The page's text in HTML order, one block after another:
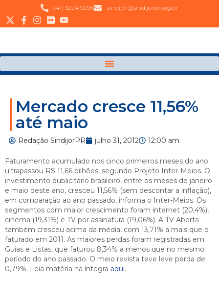
(41) 3224 9296 sindijor@sindijorpr.org.br
Mercado cresce 11,56%
até maio
Redação SindijorPR julho 31, 2012 12:00 am
Faturamento acumulado nos cinco primeiros meses do ano
ultrapassou R$ 11,66 bilhões, segundo Projeto Inter-Meios. O
investimento publicitário brasileiro, entre os meses de janeiro
e maio deste ano, cresceu 11,56% (sem descontar a inflação),
em comparação ao ano passado, informa o Inter-Meios. Os
segmentos com maior crescimento foram internet (20,4%),
cinema (19,31%) e TV por assinatura (19,06%). A TV Aberta
também cresceu acima da média, com 13,71% a mais que o
faturado em 2011. As maiores perdas foram registradas em
Guias e Listas, que faturou 8,34% a menos que no mesmo
período do ano passado. O meio revista teve leve perda de
0,79%. Leia matéria na íntegra aqui.